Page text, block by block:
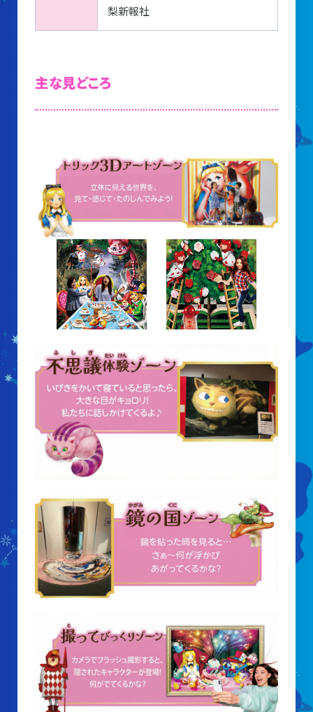
大村賞
天文グループアルバイト募集
実験・展示分野のアルバイト募集
インフォメーション アルバイト募集
科学館ボランティア募集
職場体験・実習・CST
博物館実習について
山梨大学CSTの受講者の方へ
名誉館長あいさつ
サイトポリシー
プライバシーポリシー
お問い合わせ
イベント
動画配信
梨新報社
主な見どころ